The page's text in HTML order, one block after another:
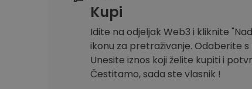
Kupi
Idite na odjeljak Web3 i kliknite
ikonu za pretraživanje. Odaberite
Unesite iznos koji želite kupiti i
Čestitamo, sada ste vlasnik !